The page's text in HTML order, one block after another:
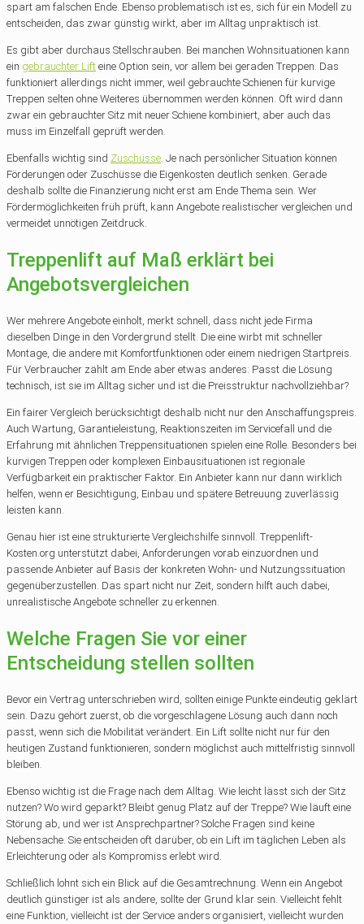
spart am falschen Ende. Ebenso problematisch ist es, sich für ein Modell zu
entscheiden, das zwar günstig wirkt, aber im Alltag unpraktisch ist.
Es gibt aber durchaus Stellschrauben. Bei manchen Wohnsituationen kann
ein gebrauchter Lift eine Option sein, vor allem bei geraden Treppen. Das
funktioniert allerdings nicht immer, weil gebrauchte Schienen für kurvige
Treppen selten ohne Weiteres übernommen werden können. Oft wird dann
zwar ein gebrauchter Sitz mit neuer Schiene kombiniert, aber auch das
muss im Einzelfall geprüft werden.
Ebenfalls wichtig sind Zuschüsse. Je nach persönlicher Situation können
Förderungen oder Zuschüsse die Eigenkosten deutlich senken. Gerade
deshalb sollte die Finanzierung nicht erst am Ende Thema sein. Wer
Fördermöglichkeiten früh prüft, kann Angebote realistischer vergleichen und
vermeidet unnötigen Zeitdruck.
Treppenlift auf Maß erklärt bei
Angebotsvergleichen
Wer mehrere Angebote einholt, merkt schnell, dass nicht jede Firma
dieselben Dinge in den Vordergrund stellt. Die eine wirbt mit schneller
Montage, die andere mit Komfortfunktionen oder einem niedrigen Startpreis.
Für Verbraucher zählt am Ende aber etwas anderes: Passt die Lösung
technisch, ist sie im Alltag sicher und ist die Preisstruktur nachvollziehbar?
Ein fairer Vergleich berücksichtigt deshalb nicht nur den Anschaffungspreis.
Auch Wartung, Garantieleistung, Reaktionszeiten im Servicefall und die
Erfahrung mit ähnlichen Treppensituationen spielen eine Rolle. Besonders bei
kurvigen Treppen oder komplexen Einbausituationen ist regionale
Verfügbarkeit ein praktischer Faktor. Ein Anbieter kann nur dann wirklich
helfen, wenn er Besichtigung, Einbau und spätere Betreuung zuverlässig
leisten kann.
Genau hier ist eine strukturierte Vergleichshilfe sinnvoll. Treppenlift-
Kosten.org unterstützt dabei, Anforderungen vorab einzuordnen und
passende Anbieter auf Basis der konkreten Wohn- und Nutzungssituation
gegenüberzustellen. Das spart nicht nur Zeit, sondern hilft auch dabei,
unrealistische Angebote schneller zu erkennen.
Welche Fragen Sie vor einer
Entscheidung stellen sollten
Bevor ein Vertrag unterschrieben wird, sollten einige Punkte eindeutig geklärt
sein. Dazu gehört zuerst, ob die vorgeschlagene Lösung auch dann noch
passt, wenn sich die Mobilität verändert. Ein Lift sollte nicht nur für den
heutigen Zustand funktionieren, sondern möglichst auch mittelfristig sinnvoll
bleiben.
Ebenso wichtig ist die Frage nach dem Alltag. Wie leicht lässt sich der Sitz
nutzen? Wo wird geparkt? Bleibt genug Platz auf der Treppe? Wie läuft eine
Störung ab, und wer ist Ansprechpartner? Solche Fragen sind keine
Nebensache. Sie entscheiden oft darüber, ob ein Lift im täglichen Leben als
Erleichterung oder als Kompromiss erlebt wird.
Schließlich lohnt sich ein Blick auf die Gesamtrechnung. Wenn ein Angebot
deutlich günstiger ist als andere, sollte der Grund klar sein. Vielleicht fehlt
eine Funktion, vielleicht ist der Service anders organisiert, vielleicht wurden